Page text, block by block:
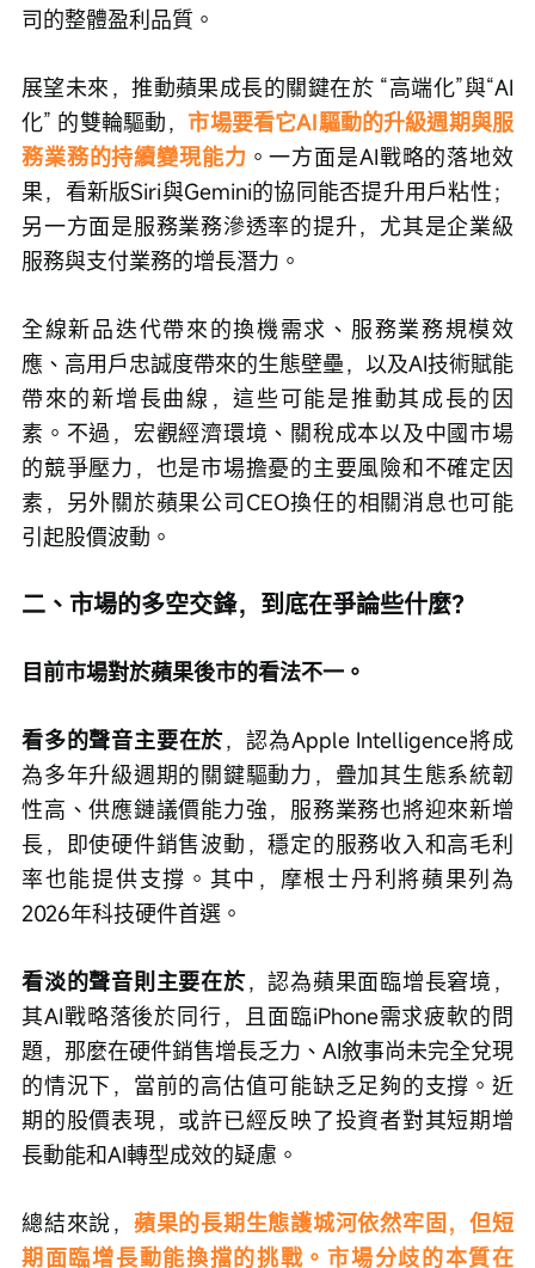
司的整體盈利品質。
展望未來，推動蘋果成長的關鍵在於 “高端化”與“AI
化” 的雙輪驅動， 市場要看它AI驅動的升級週期與服
務業務的持續變現能力 。一方面是AI戰略的落地效
果，看新版Siri與Gemini的協同能否提升用戶粘性；
另一方面是服務業務滲透率的提升，尤其是企業級
服務與支付業務的增長潛力。
全線新品迭代帶來的換機需求、服務業務規模效
應、高用戶忠誠度帶來的生態壁壘，以及AI技術賦能
帶來的新增長曲線，這些可能是推動其成長的因
素。不過，宏觀經濟環境、關稅成本以及中國市場
的競爭壓力，也是市場擔憂的主要風險和不確定因
素，另外關於蘋果公司CEO換任的相關消息也可能
引起股價波動。
二、市場的多空交鋒，到底在爭論些什麼？
目前市場對於蘋果後市的看法不一。
看多的聲音主要在於，認為Apple Intelligence將成
為多年升級週期的關鍵驅動力，疊加其生態系統韌
性高、供應鏈議價能力強，服務業務也將迎來新增
長，即使硬件銷售波動，穩定的服務收入和高毛利
率也能提供支撐。其中，摩根士丹利將蘋果列為
2026年科技硬件首選。
看淡的聲音則主要在於，認為蘋果面臨增長窘境，
其AI戰略落後於同行，且面臨iPhone需求疲軟的問
題，那麼在硬件銷售增長乏力、AI敘事尚未完全兌現
的情況下，當前的高估值可能缺乏足夠的支撐。近
期的股價表現，或許已經反映了投資者對其短期增
長動能和AI轉型成效的疑慮。
總結來說， 蘋果的長期生態護城河依然牢固，但短
期面臨增長動能換擋的挑戰。市場分歧的本質在